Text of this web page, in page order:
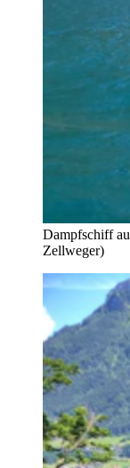
Dampfschiff
Zellweger)